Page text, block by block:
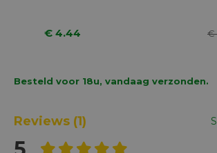
€ 4.44 €
Besteld voor 18u, vandaag verzonden.
Reviews (1)